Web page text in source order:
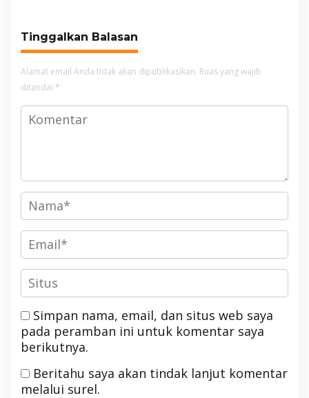
Tinggalkan Balasan
Alamat email Anda tidak akan dipublikasikan. Ruas yang wajib
ditandai *
Simpan nama, email, dan situs web saya
pada peramban ini untuk komentar saya
berikutnya.
Beritahu saya akan tindak lanjut komentar
melalui surel.